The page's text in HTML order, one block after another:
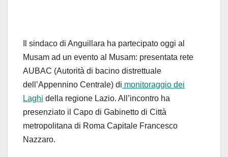
Il sindaco di Anguillara ha partecipato oggi al
Musam ad un evento al Musam: presentata rete
AUBAC (Autorità di bacino distrettuale
dell’Appennino Centrale) di monitoraggio dei
Laghi della regione Lazio. All’incontro ha
presenziato il Capo di Gabinetto di Città
metropolitana di Roma Capitale Francesco
Nazzaro.